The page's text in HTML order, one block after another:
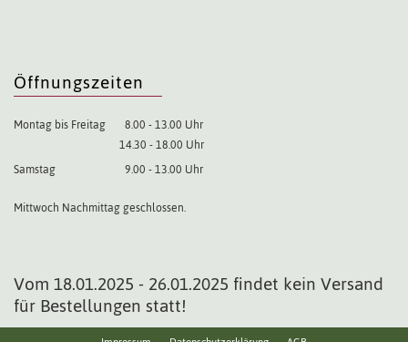
Öffnungszeiten
Montag bis Freitag
8.00 - 13.00 Uhr
14.30 - 18.00 Uhr
Samstag
9.00 - 13.00 Uhr
Mittwoch Nachmittag geschlossen.
Vom 18.01.2025 - 26.01.2025 findet kein Versand
für Bestellungen statt!